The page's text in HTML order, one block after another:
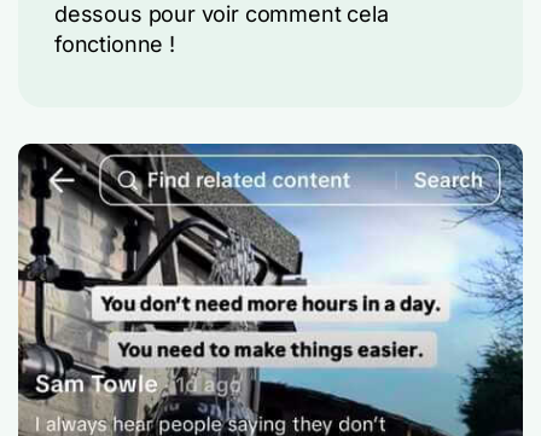
dessous pour voir comment cela
fonctionne !